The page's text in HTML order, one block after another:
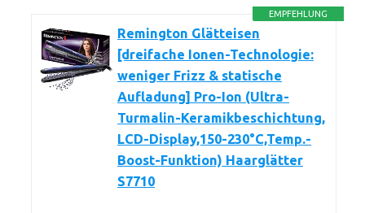
EMPFEHLUNG
Remington Glätteisen
[dreifache Ionen-Technologie:
weniger Frizz & statische
Aufladung] Pro-Ion (Ultra-
Turmalin-Keramikbeschichtung,
LCD-Display,150-230°C,Temp.-
Boost-Funktion) Haarglätter
S7710